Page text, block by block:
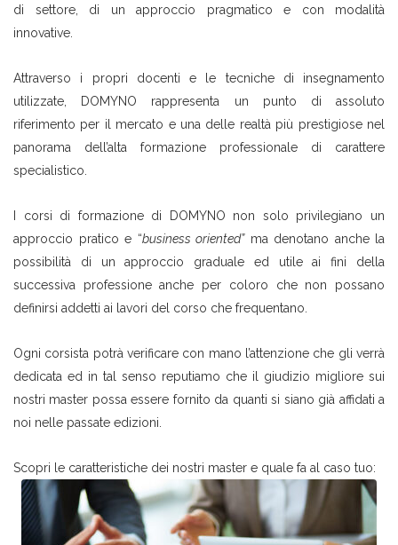
di settore, di un approccio pragmatico e con modalità
innovative.
Attraverso i propri docenti e le tecniche di insegnamento
utilizzate, DOMYNO rappresenta un punto di assoluto
riferimento per il mercato e una delle realtà più prestigiose nel
panorama dell’alta formazione professionale di carattere
specialistico.
I corsi di formazione di DOMYNO non solo privilegiano un
approccio pratico e “business oriented”ma denotano anche la
possibilità di un approccio graduale ed utile ai fini della
successiva professione anche per coloro che non possano
definirsi addetti ai lavori del corso che frequentano.
Ogni corsista potrà verificare con mano l’attenzione che gli verrà
dedicata ed in tal senso reputiamo che il giudizio migliore sui
nostri master possa essere fornito da quanti si siano già affidati a
noi nelle passate edizioni.
Scopri le caratteristiche dei nostri master e quale fa al caso tuo: